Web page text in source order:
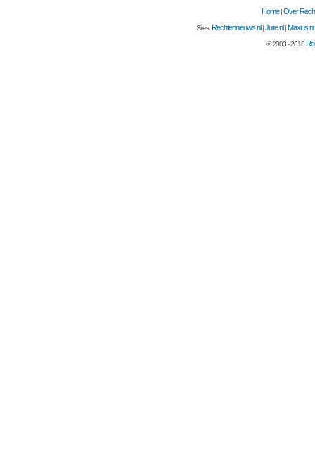
Home|Over
Sites:Rechtennieuws.nl |Jure.nl |Maxius.nl
© 2003 - 2018